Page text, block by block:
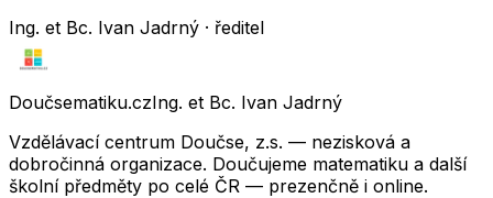
Ing. et Bc. Ivan Jadrný · ředitel
Doučsematiku.czIng. et Bc. Ivan Jadrný
Vzdělávací centrum Doučse, z.s. — nezisková a
dobročinná organizace. Doučujeme matematiku a další
školní předměty po celé ČR — prezenčně i online.